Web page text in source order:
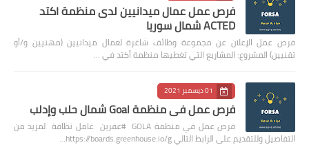
فرص عمل عمال ميدانيين لدى منظمة اكتد
ACTED شمال سوريا
فرص عمل الإعلان عن مجموعة وظائف شاغرة لعمال ميدانيين (مهنيين و/أو
تقنيين) المشروع: المشاريع التي تغطيها منظمة أكتد في …
01 ديسمبر 2021
فرص عمل في منظمة Goal شمال حلب وإدلب
فرص عمل في منظمة GOLA #عفرين عامل نظافة لمزيد من
التفاصيل وللتقديم على الرابط التالي https://boards.greenhouse.io/g…